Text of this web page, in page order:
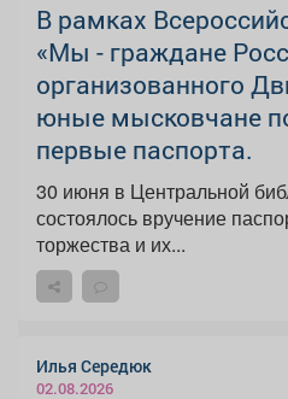
В рамках
«Мы - граждане
организованного
юные мысковчане
первые паспорта.
30 июня в Центральной
состоялось вручение паспортов. 😍
торжества и их...
Илья Середюк
02.08.2026